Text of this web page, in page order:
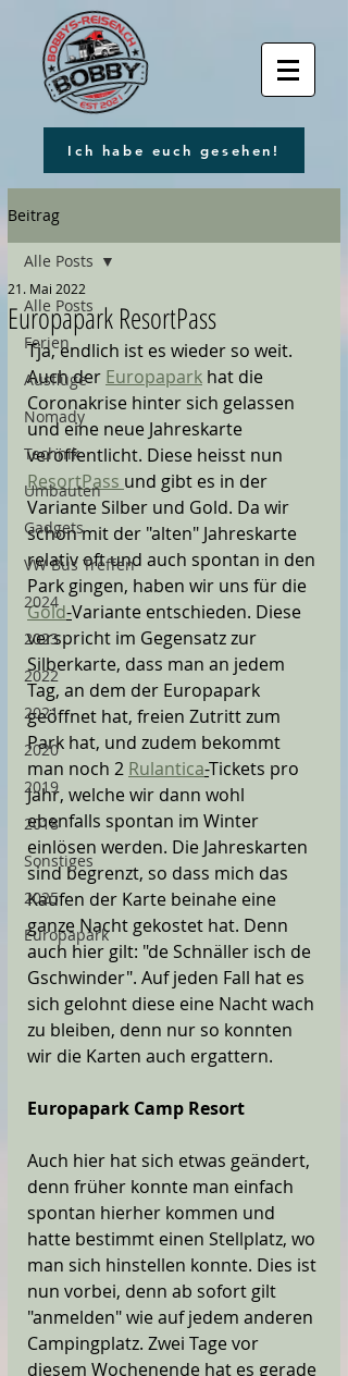
Ich habe euch gesehen!
Beitrag
Alle Posts
Ferien
Ausflüge
Nomady
Technik
Umbauten
Gadgets
VW Bus Treffen
2024
2023
2022
2021
2020
2019
2018
Sonstiges
2025
Europapark
Alle Posts
Europapark ResortPass
21. Mai 2022
Tja, endlich ist es wieder so weit.
Auch der Europapark hat die
Coronakrise hinter sich gelassen
und eine neue Jahreskarte
veröffentlicht. Diese heisst nun
ResortPass und gibt es in der
Variante Silber und Gold. Da wir
schon mit der "alten" Jahreskarte
relativ oft und auch spontan in den
Park gingen, haben wir uns für die
Gold-Variante entschieden. Diese
verspricht im Gegensatz zur
Silberkarte, dass man an jedem
Tag, an dem der Europapark
geöffnet hat, freien Zutritt zum
Park hat, und zudem bekommt
man noch 2 Rulantica-Tickets pro
Jahr, welche wir dann wohl
ebenfalls spontan im Winter
einlösen werden. Die Jahreskarten
sind begrenzt, so dass mich das
Kaufen der Karte beinahe eine
ganze Nacht gekostet hat. Denn
auch hier gilt: "de Schnäller isch de
Gschwinder". Auf jeden Fall hat es
sich gelohnt diese eine Nacht wach
zu bleiben, denn nur so konnten
wir die Karten auch ergattern.
Europapark Camp Resort
Auch hier hat sich etwas geändert,
denn früher konnte man einfach
spontan hierher kommen und
hatte bestimmt einen Stellplatz, wo
man sich hinstellen konnte. Dies ist
nun vorbei, denn ab sofort gilt
"anmelden" wie auf jedem anderen
Campingplatz. Zwei Tage vor
diesem Wochenende hat es gerade